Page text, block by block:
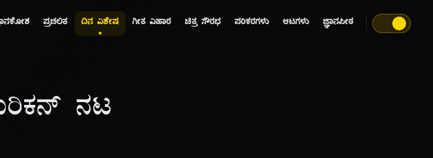
ಪ್ರಚಲಿತ ದಿನ ವಿಶೇಷ ಗೀತ ವಿಹಾರ ಚಿತ್ರ ಸೌರಭ ಪರಿಕರಗಳು ಆಟಗಳು ಜ್ಞಾನಪೀಠ
ನಟ